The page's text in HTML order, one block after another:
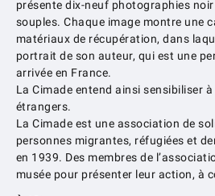
présente dix-neuf photographies
souples. Chaque image montre une
matériaux de récupération, dans
portrait de son auteur, qui est une
arrivée en France.
La Cimade entend ainsi sensibiliser
étrangers.
La Cimade est une association de
personnes migrantes, réfugiées et
en 1939. Des membres de
musée pour présenter leur action, à